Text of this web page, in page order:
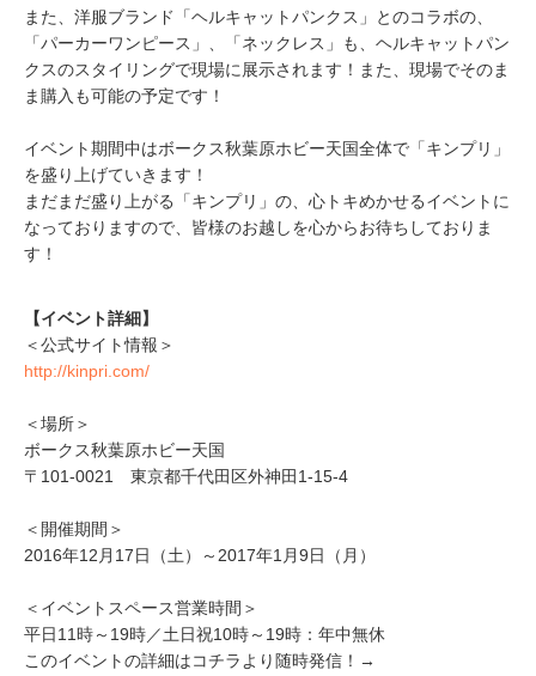
また、洋服ブランド「ヘルキャットパンクス」とのコラボの、
「パーカーワンピース」、「ネックレス」も、ヘルキャットパン
クスのスタイリングで現場に展示されます！また、現場でそのま
ま購入も可能の予定です！
イベント期間中はボークス秋葉原ホビー天国全体で「キンプリ」
を盛り上げていきます！
まだまだ盛り上がる「キンプリ」の、心トキめかせるイベントに
なっておりますので、皆様のお越しを心からお待ちしておりま
す！
【イベント詳細】
＜公式サイト情報＞
http://kinpri.com/
＜場所＞
ボークス秋葉原ホビー天国
〒101-0021 東京都千代田区外神田1-15-4
＜開催期間＞
2016年12月17日（土）～2017年1月9日（月）
＜イベントスペース営業時間＞
平日11時～19時／土日祝10時～19時：年中無休
このイベントの詳細はコチラより随時発信！→